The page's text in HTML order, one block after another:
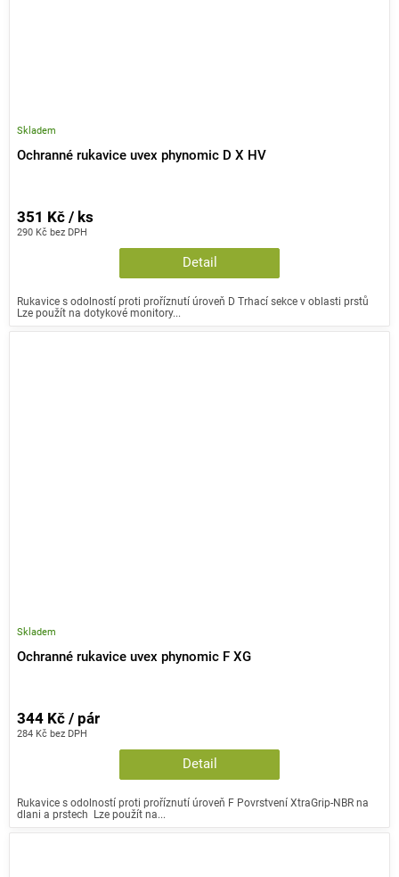
Ochranné rukavice uvex phynomic D X HV
Skladem
290 Kč bez DPH
351 Kč / ks
Detail
Rukavice s odolností proti proříznutí úroveň D Trhací sekce v oblasti prstů
Lze použít na dotykové monitory...
Ochranné rukavice uvex phynomic F XG
Skladem
284 Kč bez DPH
344 Kč / pár
Detail
Rukavice s odolností proti proříznutí úroveň F Povrstvení XtraGrip-NBR na
dlani a prstech Lze použít na...